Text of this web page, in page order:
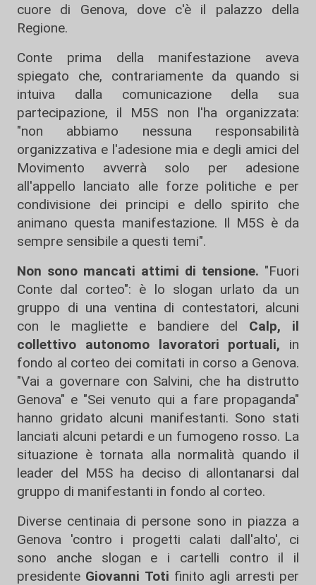
cuore di Genova, dove c'è il palazzo della
Regione.
Conte prima della manifestazione aveva
spiegato che, contrariamente da quando si
intuiva dalla comunicazione della sua
partecipazione, il M5S non l'ha organizzata:
"non abbiamo nessuna responsabilità
organizzativa e l'adesione mia e degli amici del
Movimento avverrà solo per adesione
all'appello lanciato alle forze politiche e per
condivisione dei principi e dello spirito che
animano questa manifestazione. Il M5S è da
sempre sensibile a questi temi".
Non sono mancati attimi di tensione. "Fuori
Conte dal corteo": è lo slogan urlato da un
gruppo di una ventina di contestatori, alcuni
con le magliette e bandiere del Calp, il
collettivo autonomo lavoratori portuali, in
fondo al corteo dei comitati in corso a Genova.
"Vai a governare con Salvini, che ha distrutto
Genova" e "Sei venuto qui a fare propaganda"
hanno gridato alcuni manifestanti. Sono stati
lanciati alcuni petardi e un fumogeno rosso. La
situazione è tornata alla normalità quando il
leader del M5S ha deciso di allontanarsi dal
gruppo di manifestanti in fondo al corteo.
Diverse centinaia di persone sono in piazza a
Genova 'contro i progetti calati dall'alto', ci
sono anche slogan e i cartelli contro il il
presidente Giovanni Toti finito agli arresti per